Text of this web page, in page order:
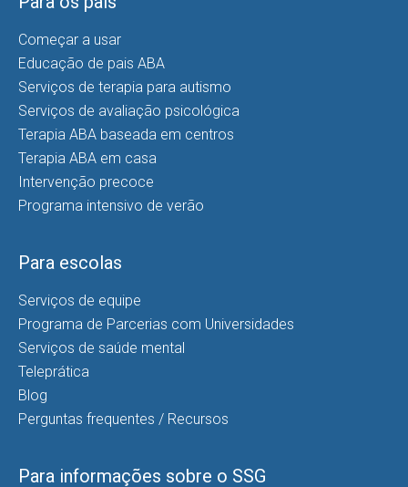
Começar a usar
Educação de pais ABA
Serviços de terapia para autismo
Serviços de avaliação psicológica
Terapia ABA baseada em centros
Terapia ABA em casa
Intervenção precoce
Programa intensivo de verão
Para escolas
Serviços de equipe
Programa de Parcerias com Universidades
Serviços de saúde mental
Teleprática
Blog
Perguntas frequentes / Recursos
Para informações sobre o SSG